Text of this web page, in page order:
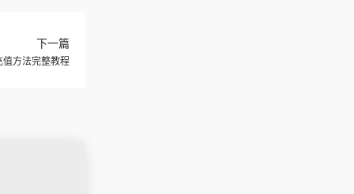
下一篇
方法完整教程